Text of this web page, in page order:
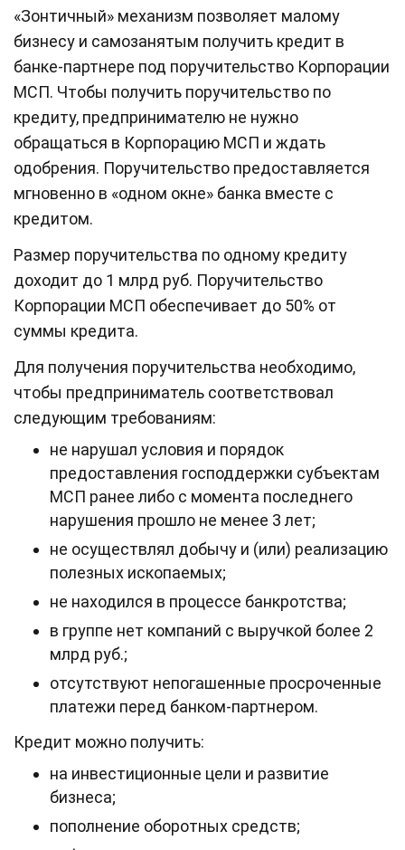
«Зонтичный» механизм позволяет малому
бизнесу и самозанятым получить кредит в
банке-партнере под поручительство Корпорации
МСП. Чтобы получить поручительство по
кредиту, предпринимателю не нужно
обращаться в Корпорацию МСП и ждать
одобрения. Поручительство предоставляется
мгновенно в «одном окне» банка вместе с
кредитом.
Размер поручительства по одному кредиту
доходит до 1 млрд руб. Поручительство
Корпорации МСП обеспечивает до 50% от
суммы кредита.
Для получения поручительства необходимо,
чтобы предприниматель соответствовал
следующим требованиям:
не нарушал условия и порядок
предоставления господдержки субъектам
МСП ранее либо с момента последнего
нарушения прошло не менее 3 лет;
не осуществлял добычу и (или) реализацию
полезных ископаемых;
не находился в процессе банкротства;
в группе нет компаний с выручкой более 2
млрд руб.;
отсутствуют непогашенные просроченные
платежи перед банком-партнером.
Кредит можно получить:
на инвестиционные цели и развитие
бизнеса;
пополнение оборотных средств;